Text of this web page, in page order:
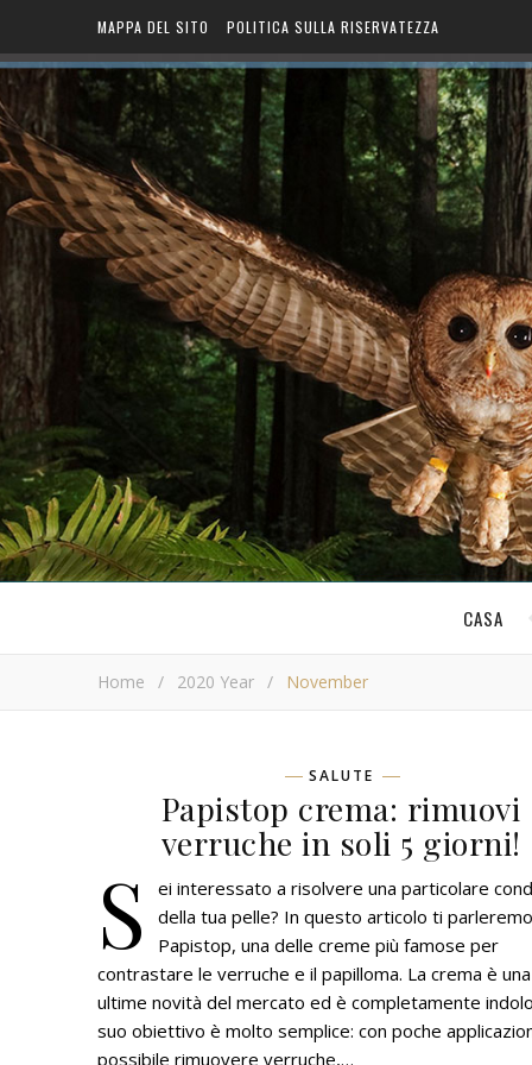
MAPPA DEL SITO POLITICA SULLA RISERVATEZZA
CASA
Home / 2020 Year / November
SALUTE
Papistop crema: rimuovi
verruche in soli 5 giorni!
S
ei interessato a risolvere una particolare
della tua pelle? In questo articolo ti
Papistop, una delle creme più famose per
contrastare le verruche e il papilloma. La crema è
ultime novità del mercato ed è completamente
suo obiettivo è molto semplice: con poche
possibile rimuovere verruche,…